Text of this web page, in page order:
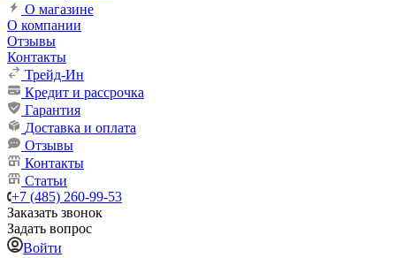
О магазине
О компании
Отзывы
Контакты
Трейд-Ин
Кредит и рассрочка
Гарантия
Доставка и оплата
Отзывы
Контакты
Статьи
+7 (485) 260-99-53
Заказать звонок
Задать вопрос
Войти